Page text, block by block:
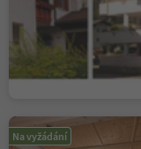
Na vyžádání